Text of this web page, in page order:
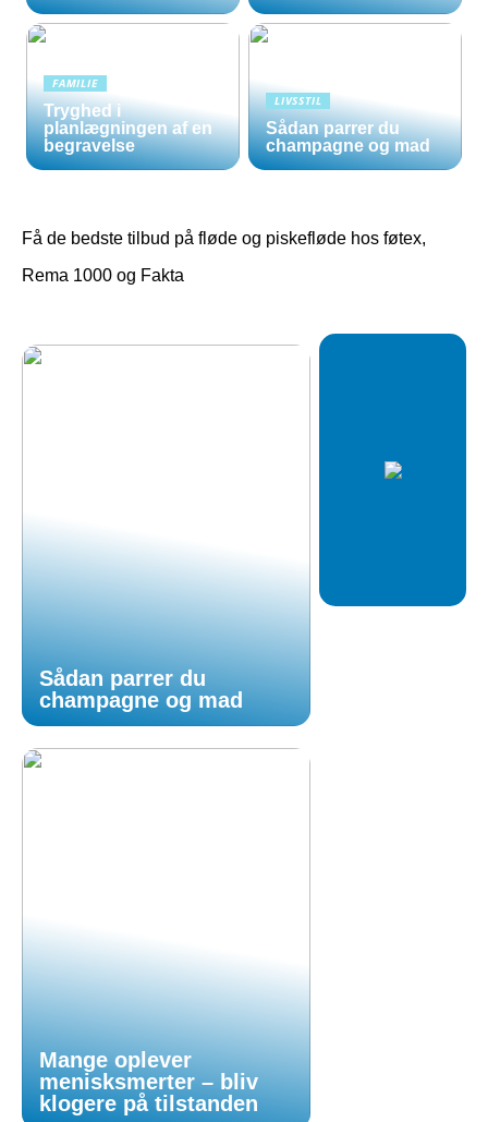
FAMILIE
Tryghed i
planlægningen af en
begravelse
LIVSSTIL
Sådan parrer du
champagne og mad
Få de bedste tilbud på fløde og piskefløde hos føtex,
Rema 1000 og Fakta
Sådan parrer du
champagne og mad
Mange oplever
menisksmerter – bliv
klogere på tilstanden